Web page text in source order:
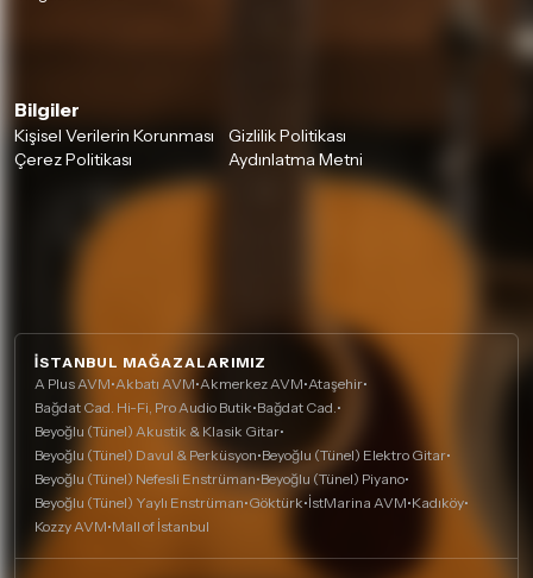
Bilgiler
Kişisel Verilerin Korunması
Gizlilik Politikası
Çerez Politikası
Aydınlatma Metni
İSTANBUL MAĞAZALARIMIZ
A Plus AVM•Akbatı AVM•Akmerkez AVM•Ataşehir•
Bağdat Cad. Hi-Fi, Pro Audio Butik•Bağdat Cad.•
Beyoğlu (Tünel) Akustik & Klasik Gitar•
Beyoğlu (Tünel) Davul & Perküsyon•Beyoğlu (Tünel) Elektro Gitar•
Beyoğlu (Tünel) Nefesli Enstrüman•Beyoğlu (Tünel) Piyano•
Beyoğlu (Tünel) Yaylı Enstrüman•Göktürk•İstMarina AVM•Kadıköy•
Kozzy AVM•Mall of İstanbul